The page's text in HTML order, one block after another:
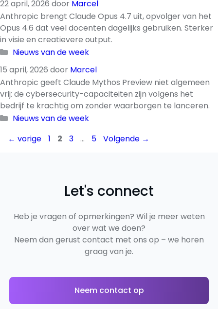
22 april, 2026 door Marcel
Anthropic brengt Claude Opus 4.7 uit, opvolger van het
Opus 4.6 dat veel docenten dagelijks gebruiken. Sterker
in visie en creatievere output.
Categorieën
Nieuws van de week
15 april, 2026 door Marcel
Anthropic geeft Claude Mythos Preview niet algemeen
vrij: de cybersecurity-capaciteiten zijn volgens het
bedrijf te krachtig om zonder waarborgen te lanceren.
Categorieën
Nieuws van de week
← vorige Pagina
1 Pagina
2 Pagina
3 … Pagina
5 Volgende →
Let's connect
Heb je vragen of opmerkingen? Wil je meer weten
over wat we doen?
Neem dan gerust contact met ons op – we horen
graag van je.
Neem contact op